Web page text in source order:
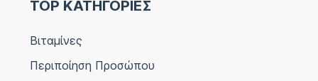
TOP ΚΑΤΗΓΟΡΙΕΣ
Βιταμίνες
Περιποίηση Προσώπου